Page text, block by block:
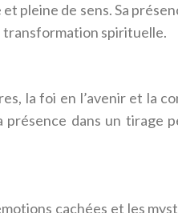
pleine de sens. Sa
transformation spirituelle.
la foi en l’avenir et la
présence dans un tirage
cachées et les